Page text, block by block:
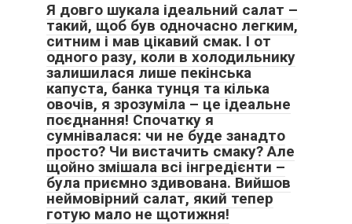
Я довго шукала ідеальний салат –
такий, щоб був одночасно легким,
ситним і мав цікавий смак. І от
одного разу, коли в холодильнику
залишилася лише пекінська
капуста, банка тунця та кілька
овочів, я зрозуміла – це ідеальне
поєднання! Спочатку я
сумнівалася: чи не буде занадто
просто? Чи вистачить смаку? Але
щойно змішала всі інгредієнти –
була приємно здивована. Вийшов
неймовірний салат, який тепер
готую мало не щотижня!